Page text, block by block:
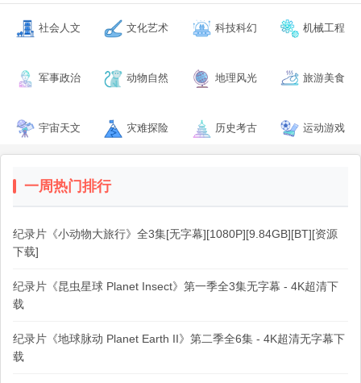
社会人文 文化艺术 科技科幻 机械工程
军事政治 动物自然 地理风光 旅游美食
宇宙天文 灾难探险 历史考古 运动游戏
一周热门排行
纪录片《小动物大旅行》全3集[无字幕][1080P][9.84GB][BT][资源
下载]
纪录片《昆虫星球 Planet Insect》第一季全3集无字幕 - 4K超清下
载
纪录片《地球脉动 Planet Earth II》第二季全6集 - 4K超清无字幕下
载